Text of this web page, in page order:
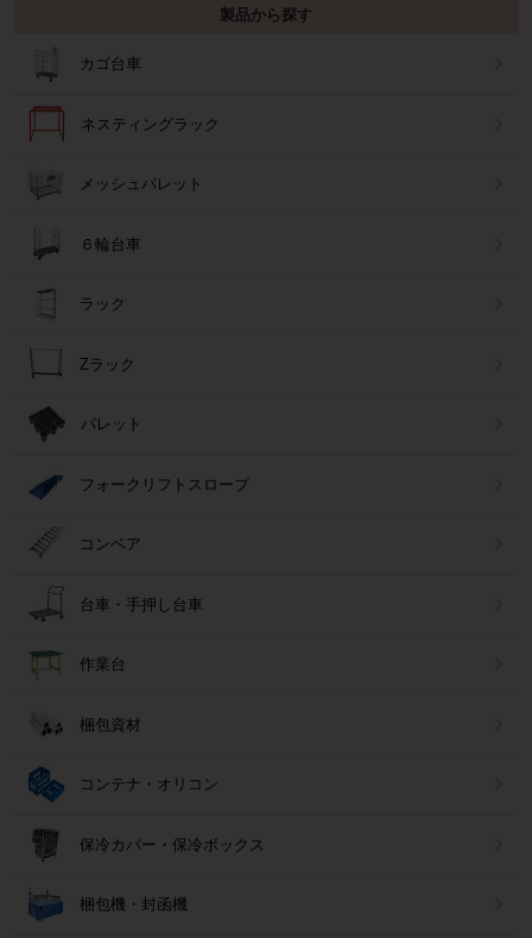
製品から探す
カゴ台車
ネスティングラック
メッシュパレット
６輪台車
ラック
Zラック
パレット
フォークリフトスロープ
コンベア
台車・手押し台車
作業台
梱包資材
コンテナ・オリコン
保冷カバー・保冷ボックス
梱包機・封函機